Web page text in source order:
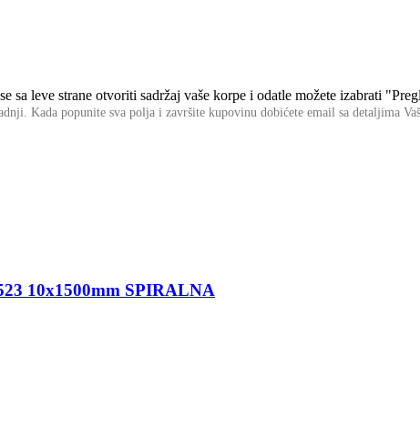
sa leve strane otvoriti sadržaj vaše korpe i odatle možete izabrati
Kada popunite sva polja i završite kupovinu dobićete email sa detaljima
10x1500mm SPIRALNA